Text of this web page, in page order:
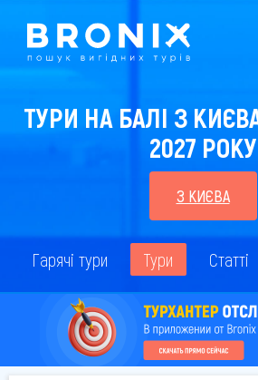
ТУРИ НА БАЛІ З
2027 РОКУ
З КИЄВА
Гарячі тури Тури Статті